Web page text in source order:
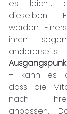
es leicht,
dieselben
werden.
ihren
– kann es
dass die
nach